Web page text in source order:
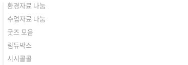
환경자료 나눔
수업자료 나눔
굿즈 모음
림듀박스
시시콜콜